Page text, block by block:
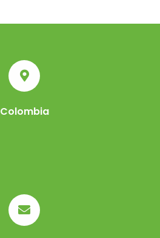
Colombia